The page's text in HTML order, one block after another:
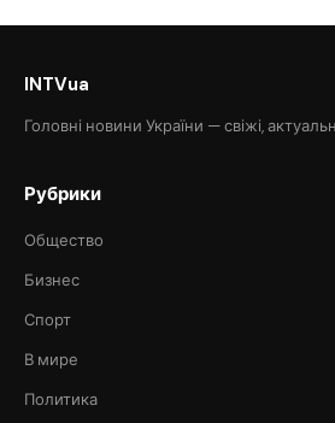
INTVua
Головні новини України — свіжі,
Рубрики
Общество
Бизнес
Спорт
В мире
Политика